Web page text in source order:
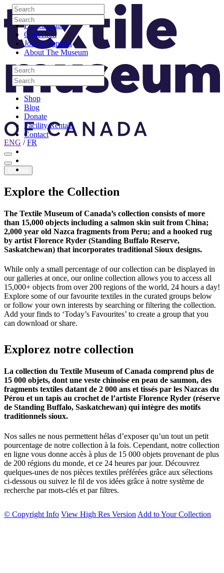
Skip to content
Visit
Programming
Collection
Join & Support
About The Museum
Search
Search
Search
Search
Shop
Blog
Donate
Facility Rentals
Contact
Youtube
Search
Search
Search
Search
Site Logo
ENG /FR
Donate
Explore the Collection
The Textile Museum of Canada’s collection consists of more
than 15,000 objects including a salmon skin suit from China;
2,000 year old Nazca fragments from Peru; and a hooked rug
by artist Florence Ryder (Standing Buffalo Reserve,
Saskatchewan) that incorporates traditional Sioux designs.
While only a small percentage of our collection can be displayed in
our galleries at once, our online collection allows you to access all
15,000+ objects from over 200 regions of the world, 24 hours a day!
Explore some of our favourite textiles in the curated groups below
or follow your own interests by searching or filtering the collection.
Add your finds to ‘Today’s Favourites’ to create a group that you
can download or share.
Explorez notre collection
La collection du Textile Museum of Canada comprend plus de
15 000 objets, dont une veste chinoise en peau de saumon, des
fragments textiles datant de 2 000 ans et tissés par les Nazcas du
Pérou et un tapis au crochet de l’artiste Florence Ryder (réserve
de Standing Buffalo, Saskatchewan) qui intègre des motifs
traditionnels sioux.
Nos salles ne nous permettent hélas d’exposer qu’un tout un petit
pourcentage de notre collection à la fois. Cependant, notre collection
en ligne vous donne accès à plus de 15 000 objets provenant de plus
de 200 régions du monde, et ce 24 heures par jour. Découvrez
quelques-unes de nos pièces textiles préférées grâce aux sélections
ci-dessous ou suivez le fil de vos idées grâce à notre système de
recherche par mots-clés et par filtres.
© Copyright Info View High Res Version Add to Your Collection